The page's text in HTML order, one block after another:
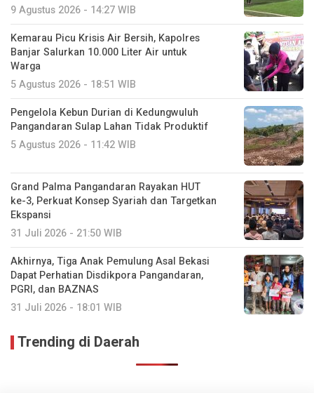
9 Agustus 2026 - 14:27 WIB
Kemarau Picu Krisis Air Bersih, Kapolres
Banjar Salurkan 10.000 Liter Air untuk
Warga
5 Agustus 2026 - 18:51 WIB
Pengelola Kebun Durian di Kedungwuluh
Pangandaran Sulap Lahan Tidak Produktif ‎
5 Agustus 2026 - 11:42 WIB
Grand Palma Pangandaran Rayakan HUT
ke-3, Perkuat Konsep Syariah dan Targetkan
Ekspansi
31 Juli 2026 - 21:50 WIB
Akhirnya, Tiga Anak Pemulung Asal Bekasi
Dapat Perhatian Disdikpora Pangandaran,
PGRI, dan BAZNAS
31 Juli 2026 - 18:01 WIB
Trending di Daerah